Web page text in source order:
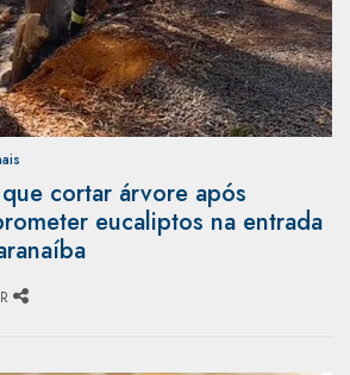
cortar árvore após
eucaliptos na entrada